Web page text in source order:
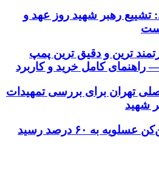
تشییع رهبر شهید روز عهد و
ترین و دقیق‌ ترین پمپ
راهنمای کامل خرید و کاربرد
تهران برای بررسی تمهیدات
شهید
به ۶۰ درصد رسید